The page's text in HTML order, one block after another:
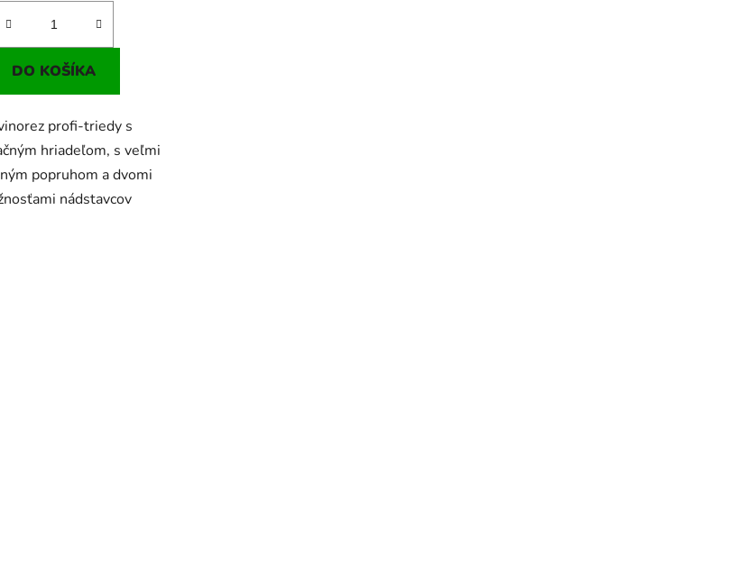
DO KOŠÍKA
profi-triedy s
hriadeľom, s veľmi
popruhom a dvomi
nádstavcov